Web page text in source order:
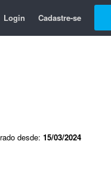
Login Cadastre-se
desde: 15/03/2024